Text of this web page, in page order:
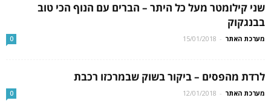
שני קילומטר מעל כל היתר – הברים עם הנוף הכי טוב
בבנגקוק
מערכת האתר -
15/01/2018
0
לרדת מהפסים – ביקור בשוק שבמרכזו רכבת
מערכת האתר -
12/01/2018
0